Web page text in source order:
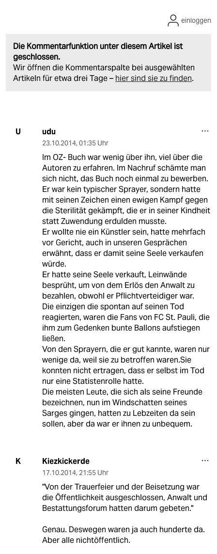
Die Kommentarfunktion unter diesem Artikel ist
geschlossen.
Wir öffnen die Kommentarspalte bei ausgewählten
Artikeln für etwa drei Tage – hier sind sie zu finden.
einloggen
U udu
23.10.2014, 01:35 Uhr
Im OZ- Buch war wenig über ihn, viel über die
Autoren zu erfahren. Im Nachruf schämte man
sich nicht, das Buch noch einmal zu bewerben.
Er war kein typischer Sprayer, sondern hatte
mit seinen Zeichen einen ewigen Kampf gegen
die Sterilität gekämpft, die er in seiner Kindheit
statt Zuwendung erdulden musste.
Er wollte nie ein Künstler sein, hatte mehrfach
vor Gericht, auch in unseren Gesprächen
erwähnt, dass er damit seine Seele verkaufen
würde.
Er hatte seine Seele verkauft, Leinwände
besprüht, um von dem Erlös den Anwalt zu
bezahlen, obwohl er Pflichtverteidiger war.
Die einzigen die spontan auf seinen Tod
reagierten, waren die Fans von FC St. Pauli, die
ihm zum Gedenken bunte Ballons aufstiegen
ließen.
Von den Sprayern, die er gut kannte, waren nur
wenige da, weil sie zu betroffen waren.Sie
konnten nicht ertragen, dass er selbst im Tod
nur eine Statistenrolle hatte.
Die meisten Leute, die sich als seine Freunde
bezeichnen, nun im Windschatten seines
Sarges gingen, hatten zu Lebzeiten da sein
sollen, aber da war er ihnen zu unbequem.
K Kiezkickerde
17.10.2014, 21:55 Uhr
"Von der Trauerfeier und der Beisetzung war
die Öffentlichkeit ausgeschlossen, Anwalt und
Bestattungsforum hatten darum gebeten."
Genau. Deswegen waren ja auch hunderte da.
Aber alle nichtöffentlich.